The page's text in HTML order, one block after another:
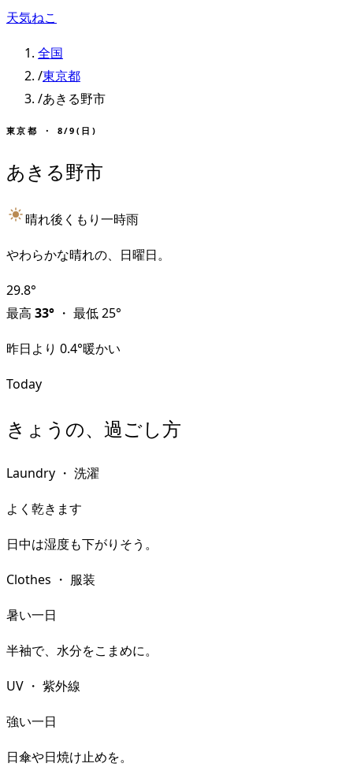
天気ねこ
全国
/東京都
/あきる野市
東京都 ・ 8/9(日)
あきる野市
晴れ後くもり一時雨
やわらかな晴れの、日曜日。
29.8°
最高 33° ・ 最低25°
昨日より 0.4°暖かい
Today
きょうの、過ごし方
Laundry ・ 洗濯
よく乾きます
日中は湿度も下がりそう。
Clothes ・ 服装
暑い一日
半袖で、水分をこまめに。
UV ・ 紫外線
強い一日
日傘や日焼け止めを。